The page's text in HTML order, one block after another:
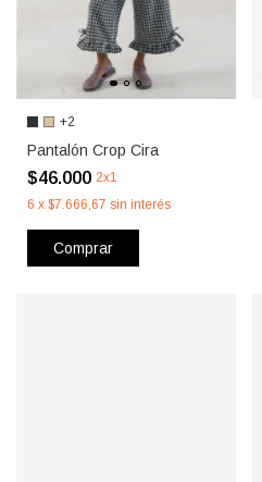
+2
Pantalón Crop Cira
$46.000 2x1
6 x $7.666,67 sin interés
Comprar